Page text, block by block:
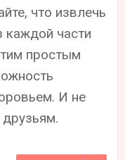
что извлечь
части
простым
И не
друзьям.